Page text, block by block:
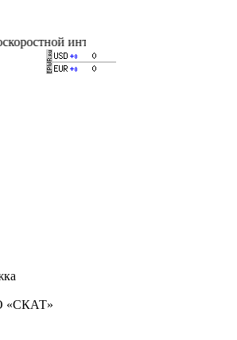
интернет, качественное цифровое и
«СКАТ»